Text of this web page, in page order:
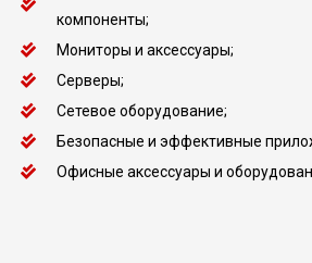
компоненты;
Мониторы и аксессуары;
Серверы;
Сетевое оборудование;
Безопасные и эффективные
Офисные аксессуары и